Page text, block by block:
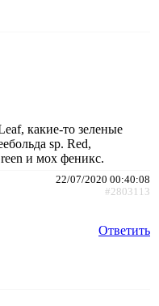
какие-то зеленые
sp. Red,
и мох феникс.
22/07/2020 00:40:08
#2803113
Ответить